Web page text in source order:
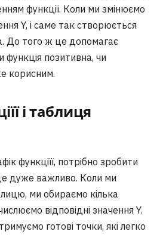
функції. Коли ми змінюємо
Y, і саме так створюється
До того ж це допомагає
функція позитивна, чи
корисним.
і таблиця
функціїї, потрібно зробити
дуже важливо. Коли ми
ми обираємо кілька
відповідні значення Y.
готові точки, які легко